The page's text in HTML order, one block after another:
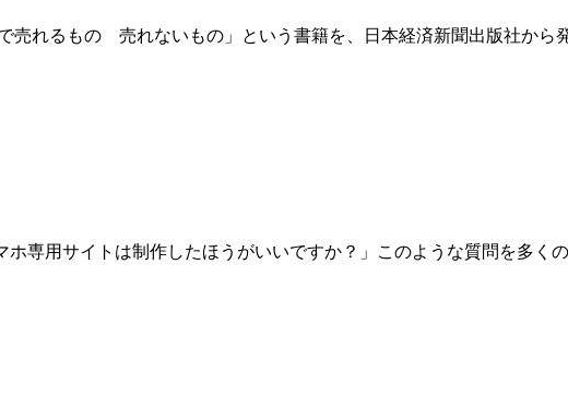
売れるもの 売れないもの」という書籍を、日本経済新聞出版社か
専用サイトは制作したほうがいいですか？」このような質問を多く